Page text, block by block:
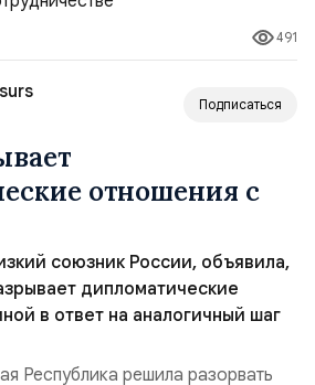
соглашение о
двумя странами.Это
в Тегеране или Москве
агентство Tasnim сло...
491
Подписаться
отношения с
союзник России, объявила,
дипломатические
в ответ на аналогичный шаг
Республика решила разорвать